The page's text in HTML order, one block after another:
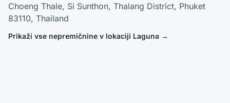
Choeng Thale, Si Sunthon, Thalang District, Phuket
83110, Thailand
Prikaži vse nepremičnine v lokaciji Laguna →